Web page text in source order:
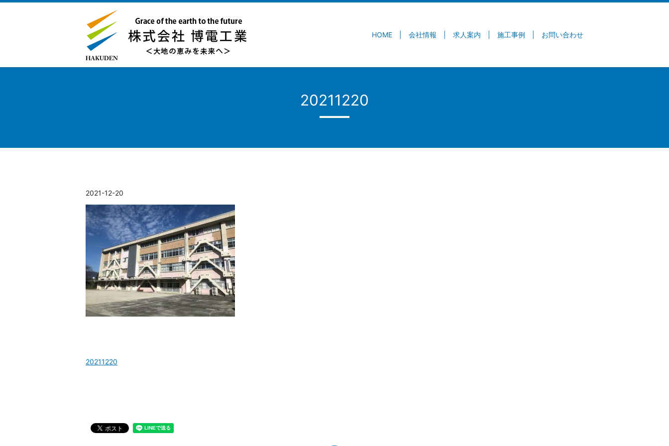
HOME 会社情報 求人案内 施工事例 お問い合わせ
20211220
2021-12-20
20211220